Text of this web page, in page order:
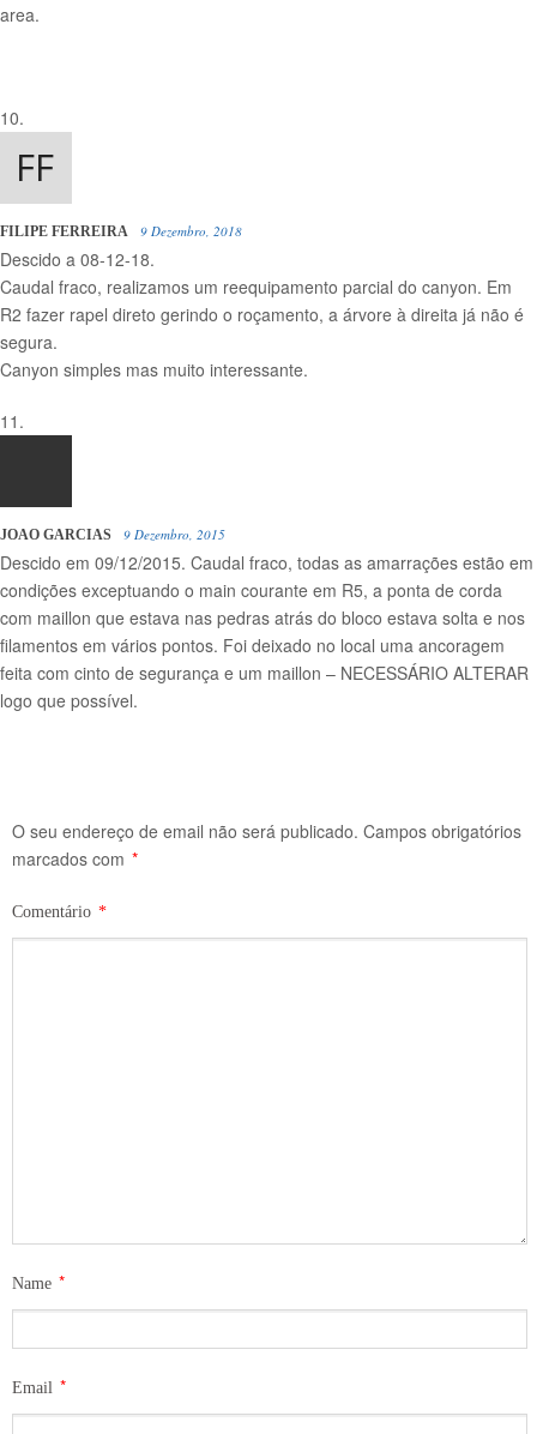
area.
FILIPE FERREIRA 9 Dezembro, 2018
Descido a 08-12-18.
Caudal fraco, realizamos um reequipamento parcial do canyon. Em
R2 fazer rapel direto gerindo o roçamento, a árvore à direita já não é
segura.
Canyon simples mas muito interessante.
JOAO GARCIAS 9 Dezembro, 2015
Descido em 09/12/2015. Caudal fraco, todas as amarrações estão em
condições exceptuando o main courante em R5, a ponta de corda
com maillon que estava nas pedras atrás do bloco estava solta e nos
filamentos em vários pontos. Foi deixado no local uma ancoragem
feita com cinto de segurança e um maillon – NECESSÁRIO ALTERAR
logo que possível.
O seu endereço de email não será publicado. Campos obrigatórios
marcados com *
Comentário *
Name *
Email *